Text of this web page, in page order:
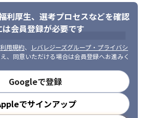
クの設計・構築・保守:
やレイアウト変更に伴うWiFiネットワー
快適で安定したネットワーク環境の提供
ティングも行います。
伴う場合もあります
改善:
ードウェアやソフトウェアの選定・導
、社内のITインフラ全般を管理します。
利厚生、 選考プロセスなどを確認
は会員登録が必要です
用規約、
レバレジーズグループ・プライバシ
、同意いただける場合は会員登録へお進みく
Googleで登録
でサインアップ